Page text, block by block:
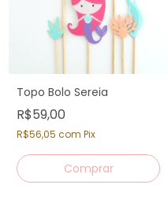
Topo Bolo Sereia
R$59,00
R$56,05 com Pix